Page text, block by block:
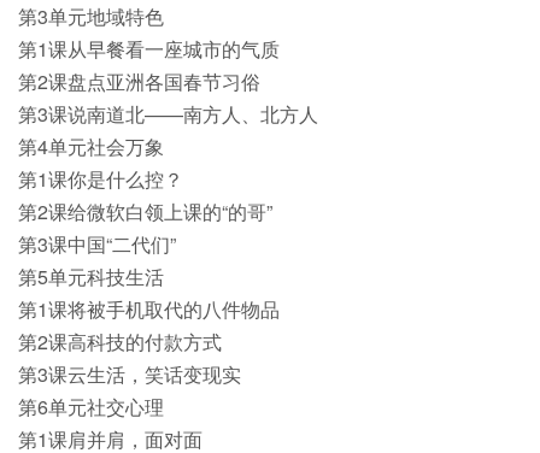
第3单元地域特色
第1课从早餐看一座城市的气质
第2课盘点亚洲各国春节习俗
第3课说南道北——南方人、北方人
第4单元社会万象
第1课你是什么控？
第2课给微软白领上课的“的哥”
第3课中国“二代们”
第5单元科技生活
第1课将被手机取代的八件物品
第2课高科技的付款方式
第3课云生活，笑话变现实
第6单元社交心理
第1课肩并肩，面对面